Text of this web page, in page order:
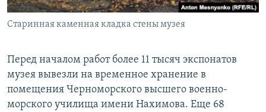
Старинная каменная кладка стены музея
Перед началом работ более 11 тысяч экспонатов
музея вывезли на временное хранение в
помещения Черноморского высшего военно-
морского училища имени Нахимова. Еще 68